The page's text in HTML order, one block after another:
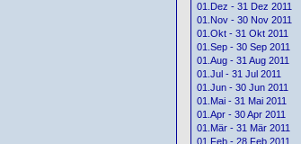
01.Dez - 31 Dez 2011
01.Nov - 30 Nov 2011
01.Okt - 31 Okt 2011
01.Sep - 30 Sep 2011
01.Aug - 31 Aug 2011
01.Jul - 31 Jul 2011
01.Jun - 30 Jun 2011
01.Mai - 31 Mai 2011
01.Apr - 30 Apr 2011
01.Mär - 31 Mär 2011
01.Feb - 28 Feb 2011